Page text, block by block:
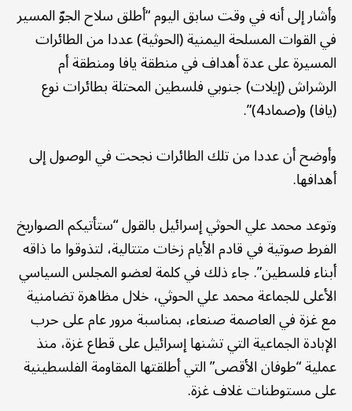
وأشار إلى أنه في وقت سابق اليوم “أطلق سلاح الجوّ المسير
في القوات المسلحة اليمنية (الحوثية) عددا من الطائرات
المسيرة على عدة أهداف في منطقة يافا ومنطقة أم
الرشراش (إيلات) جنوبي فلسطين المحتلة بطائرات نوع
(يافا) و(صماد4)”.
وأوضح أن عددا من تلك الطائرات نجحت في الوصول إلى
أهدافها.
وتوعد محمد علي الحوثي إسرائيل بالقول “ستأتيكم الصواريخ
الفرط صوتية في قادم الأيام زخات متتالية، لتذوقوا ما ذاقه
أبناء فلسطين”. جاء ذلك في كلمة لعضو المجلس السياسي
الأعلى للجماعة محمد علي الحوثي، خلال مظاهرة تضامنية
مع غزة في العاصمة صنعاء، بمناسبة مرور عام على حرب
الإبادة الجماعية التي تشنها إسرائيل على قطاع غزة، منذ
عملية “طوفان الأقصى” التي أطلقتها المقاومة الفلسطينية
على مستوطنات غلاف غزة.